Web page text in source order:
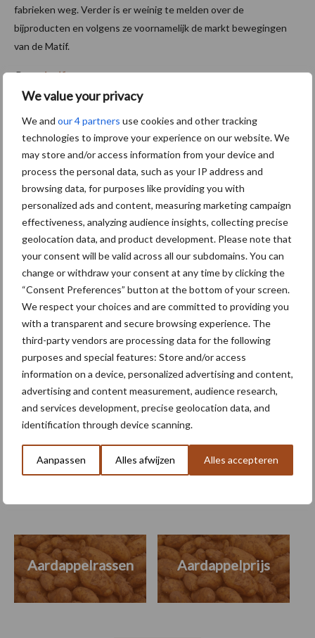
We value your privacy
We and our 4 partners use cookies and other tracking
technologies to improve your experience on our website. We
may store and/or access information from your device and
process the personal data, such as your IP address and
browsing data, for purposes like providing you with
personalized ads and content, measuring marketing campaign
effectiveness, analyzing audience insights, collecting precise
geolocation data, and product development. Please note that
your consent will be valid across all our subdomains. You can
change or withdraw your consent at any time by clicking the
“Consent Preferences” button at the bottom of your screen.
We respect your choices and are committed to providing you
with a transparent and secure browsing experience. The
third-party vendors are processing data for the following
purposes and special features: Store and/or access
information on a device, personalized advertising and content,
advertising and content measurement, audience research,
and services development, precise geolocation data, and
identification through device scanning.
Aanpassen Alles afwijzen Alles accepteren
fabrieken weg. Verder is er weinig te melden over de
bijproducten en volgens ze voornamelijk de markt bewegingen
van de Matif.
Bron:Agrifirm
Aanbevolen voor jou! graanprijs
Graanprijzen blijven stijgen,
Amerikaanse sojabonen in
cruciale bloeifase
Graanoogst uitzonderlijk
vroeg van start: prima
kwaliteit, maar minder kilo’s
Afzetprijzen landbouw
sterker afgenomen dan
inkoopprijzen
Themapagina's
Machines Duurzaamheid
Aardappelrassen Aardappelprijs